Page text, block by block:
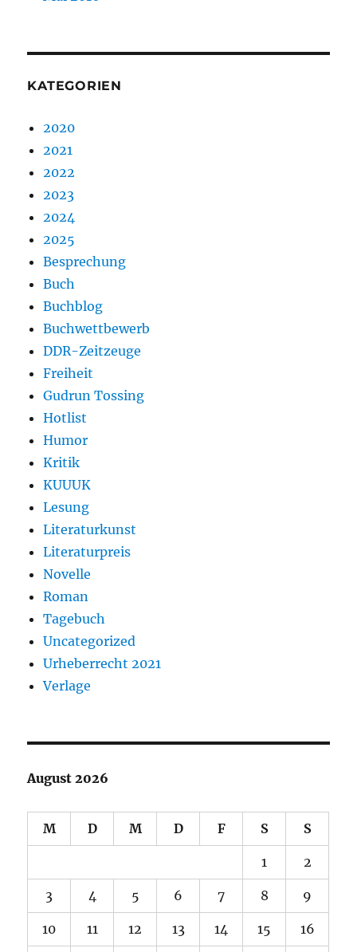
KATEGORIEN
2020
2021
2022
2023
2024
2025
Besprechung
Buch
Buchblog
Buchwettbewerb
DDR-Zeitzeuge
Freiheit
Gudrun Tossing
Hotlist
Humor
Kritik
KUUUK
Lesung
Literaturkunst
Literaturpreis
Novelle
Roman
Tagebuch
Uncategorized
Urheberrecht 2021
Verlage
August 2026
M D M D F S S
1 2
3 4 5 6 7 8 9
10 11 12 13 14 15 16